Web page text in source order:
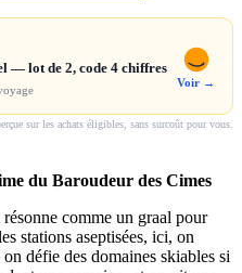
— lot de 2, code 4 chiffres
Voir →
sur les achats éligibles, sans surcoût pour vous.
du Baroudeur des Cimes
comme un graal pour
stations aseptisées, ici, on
défie des domaines skiables si